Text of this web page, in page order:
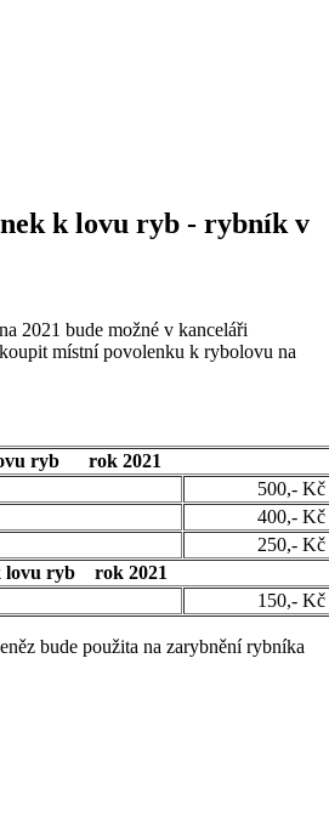
k lovu ryb - rybník v
2021 bude možné v kanceláři
místní povolenku k rybolovu na
ryb rok 2021
500,- Kč
400,- Kč
250,- Kč
lovu ryb rok 2021
150,- Kč
bude použita na zarybnění rybníka